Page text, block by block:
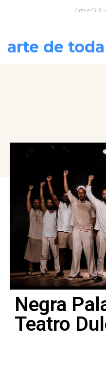
Arte e
arte de
Negra
Teatro